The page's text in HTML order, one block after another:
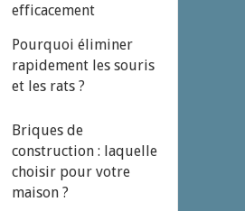
efficacement
Pourquoi éliminer
rapidement les souris
et les rats ?
Briques de
construction : laquelle
choisir pour votre
maison ?